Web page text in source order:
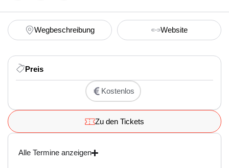
Wegbeschreibung Website
Preis
Kostenlos
Zu den Tickets
Alle Termine anzeigen